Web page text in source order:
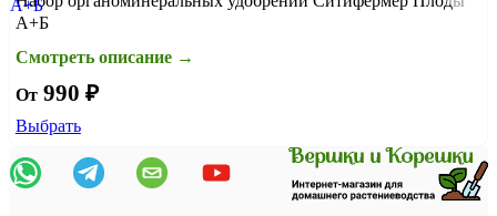
А+Б
Смотреть описание →
От990 ₽
Выбрать